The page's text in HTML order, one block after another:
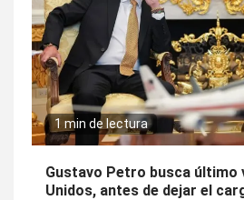
1 min de lectura
Gustavo Petro busca último
Unidos, antes de dejar el